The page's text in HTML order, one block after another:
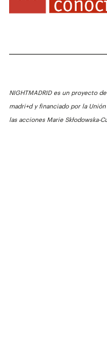
NIGHTMADRID es un proyecto
madri+d y financiado por la
las acciones Marie Skłodowska-